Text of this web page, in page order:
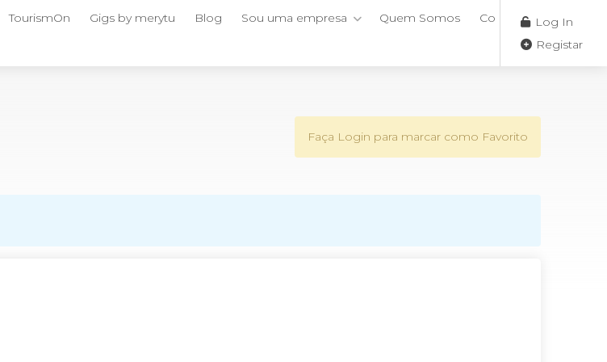
TourismOn Gigs by merytu Blog Sou uma empresa Quem Somos ContactosLog In
Registar
Faça Login para marcar como Favorito